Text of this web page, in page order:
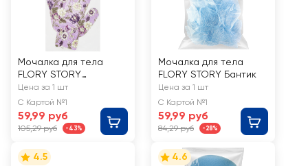
Мочалка для тела
FLORY STORY
Перчатка
Цена за 1 шт
С Картой №1
59,99 руб
105,29 руб -43%
Мочалка для тела
FLORY STORY Бантик
Цена за 1 шт
С Картой №1
59,99 руб
84,29 руб -28%
4.5 4.6